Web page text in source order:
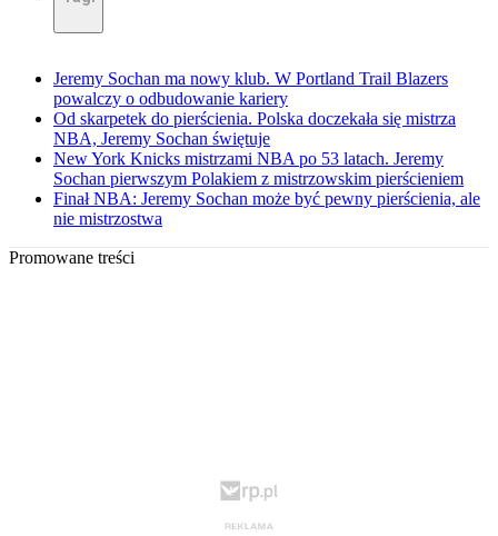
Jeremy Sochan ma nowy klub. W Portland Trail Blazers
powalczy o odbudowanie kariery
Od skarpetek do pierścienia. Polska doczekała się mistrza
NBA, Jeremy Sochan świętuje
New York Knicks mistrzami NBA po 53 latach. Jeremy
Sochan pierwszym Polakiem z mistrzowskim pierścieniem
Finał NBA: Jeremy Sochan może być pewny pierścienia, ale
nie mistrzostwa
Promowane treści